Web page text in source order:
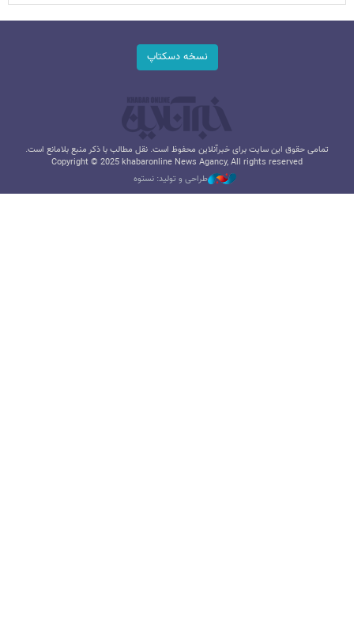
نسخه دسکتاپ
تمامی حقوق این سایت برای خبرآنلاین محفوظ است. نقل مطالب با ذکر منبع بلامانع است.
Copyright © 2025 khabaronline News Agancy, All rights reserved
طراحی و تولید: نستوه